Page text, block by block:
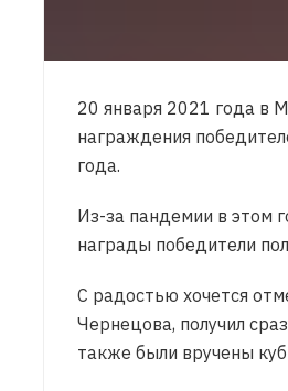
20 января 2021 года в
награждения
года.
Из-за пандемии в этом
награды победители
С радостью хочется
Чернецова, получил
также были вручены